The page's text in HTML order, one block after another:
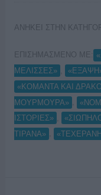
ΑΝΗΚΕΙ ΣΤΗΝ
ΕΠΙΣΗΜΑΣΜΕΝΟ ΜΕ:
ΜΕΛΙΣΣΕΣ»
«ΚΟΜΑΝΤΑ ΚΑΙ
ΜΟΥΡΜΟΥΡΑ»
ΙΣΤΟΡΙΕΣ»
ΤΙΡΑΝΑ»